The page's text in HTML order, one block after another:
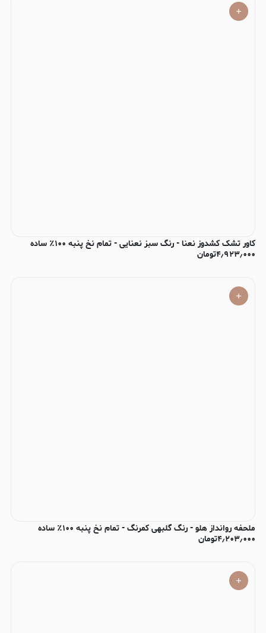
کاور تشک کشدوز نعنا - رنگ سبز نعنایی - تمام نخ پنبه ۱۰۰٪ ساده
۴٫۹۲۳٫۰۰۰تومان
ملحفه روانداز هلو - رنگ گلبهی کمرنگ - تمام نخ پنبه ۱۰۰٪ ساده
۴٫۲۰۳٫۰۰۰تومان